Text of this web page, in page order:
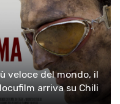
veloce del mondo, il
arriva su Chili